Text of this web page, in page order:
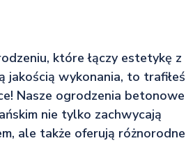
które łączy estetykę z
jakością wykonania, to trafiłeś
Nasze ogrodzenia betonowe
nie tylko zachwycają
ale także oferują różnorodne